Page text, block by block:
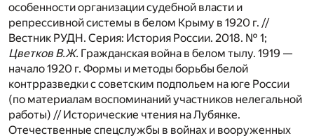
особенности организации судебной власти и
репрессивной системы в белом Крыму в 1920 г. //
Вестник РУДН. Серия: История России. 2018. № 1;
Цветков В.Ж. Гражданская война в белом тылу. 1919 —
начало 1920 г. Формы и методы борьбы белой
контрразведки с советским подпольем на юге России
(по материалам воспоминаний участников нелегальной
работы) // Исторические чтения на Лубянке.
Отечественные спецслужбы в войнах и вооруженных